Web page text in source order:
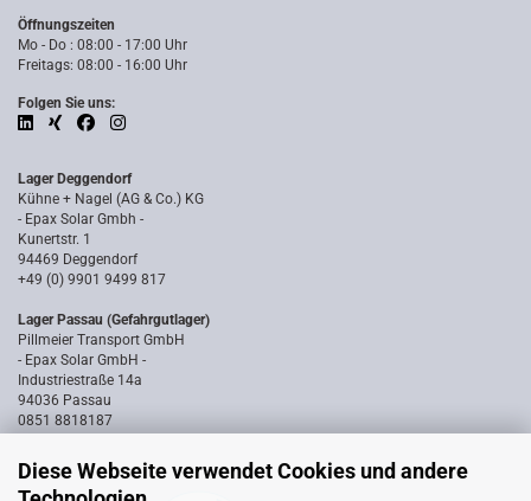
Diese Webseite verwendet Cookies und andere
Öffnungszeiten
Mo - Do : 08:00 - 17:00 Uhr
Freitags: 08:00 - 16:00 Uhr
Folgen Sie uns:
Lager Deggendorf
Kühne + Nagel (AG & Co.) KG
- Epax Solar Gmbh -
Kunertstr. 1
94469 Deggendorf
+49 (0) 9901 9499 817
Lager Passau (Gefahrgutlager)
Pillmeier Transport GmbH
- Epax Solar GmbH -
Industriestraße 14a
94036 Passau
0851 8818187